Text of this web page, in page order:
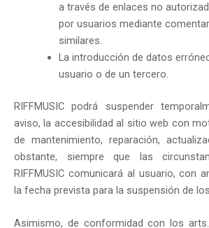
a través de enlaces no
por usuarios mediante
similares.
La introducción de datos
usuario o de un tercero.
RIFFMUSIC podrá suspender
aviso, la accesibilidad al sitio web con
de mantenimiento, reparación,
obstante, siempre que las
RIFFMUSIC comunicará al usuario, con
la fecha prevista para la suspensión de
Asimismo, de conformidad con los